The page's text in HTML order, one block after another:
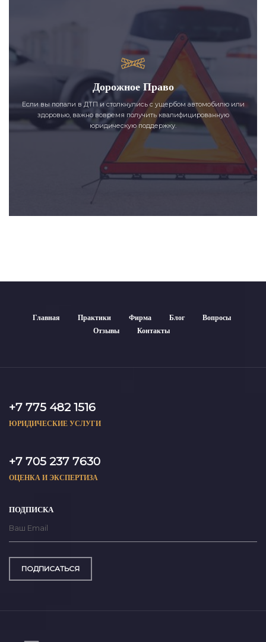
Дорожное Право
Если вы попали в ДТП и столкнулись с ущербом автомобилю или
здоровью, важно вовремя получить квалифицированную
юридическую поддержку.
Главная Практики Фирма Блог
Вопросы
Отзывы
Контакты
+7 775 482 1516
ЮРИДИЧЕСКИЕ УСЛУГИ
+7 705 237 7630
ОЦЕНКА И ЭКСПЕРТИЗА
ПОДПИСКА
ПОДПИСАТЬСЯ